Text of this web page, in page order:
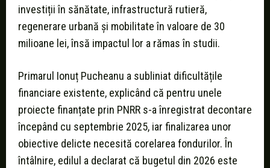
investiții în sănătate, infrastructură rutieră,
regenerare urbană și mobilitate în valoare de 30
milioane lei, însă impactul lor a rămas în studii.
Primarul Ionuț Pucheanu a subliniat dificultățile
financiare existente, explicând că pentru unele
proiecte finanțate prin PNRR s-a înregistrat decontare
începând cu septembrie 2025, iar finalizarea unor
obiective delicte necesită corelarea fondurilor. În
întâlnire, edilul a declarat că bugetul din 2026 este